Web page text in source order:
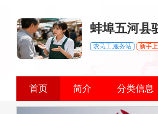
蚌埠五河县
农民工,服务站 新手
首页 简介 分类信息